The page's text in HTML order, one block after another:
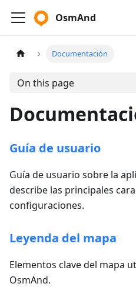
OsmAnd
Documentación
On this page
Guía de usuario
Guía de usuario sobre la
describe las principales
configuraciones.
Leyenda del mapa
Elementos clave del mapa
OsmAnd.